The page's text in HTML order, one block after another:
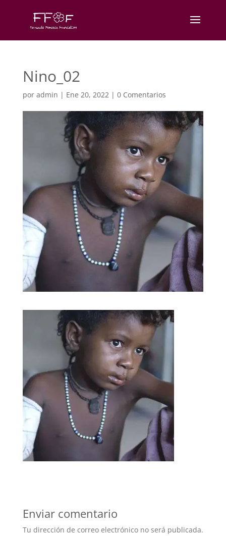
Nino_02
por admin | Ene 20, 2022| 0 Comentarios
Enviar comentario
Tu dirección de correo electrónico no será publicada.